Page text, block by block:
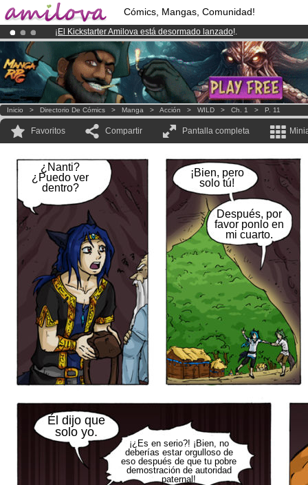
Cómics, Mangas, Comunidad!
¡ El Kickstarter Amilova está desormado lanzado!.
¡Ya tenemos 100000miembrosy 1000Cómics y Mangas!.
¡Conviertete en Premium por3.95 euros al mes!Hazte Premium ya
Inicio > Directorio De Cómics > Manga > Acción > WILD > Ch. 1 > P. 11
Favoritos Compartir Pantalla completa
¿Nanti?
¿Puedo ver
dentro?
¡Bien, pero
solo tú!
Después, por
favor ponlo en
mi cuarto.
¡¿Es en serio?! ¡Bien, no
deberías estar orgulloso de
eso después de que tu pobre
demostración de autoridad
paternal!
Él dijo que
solo yo.